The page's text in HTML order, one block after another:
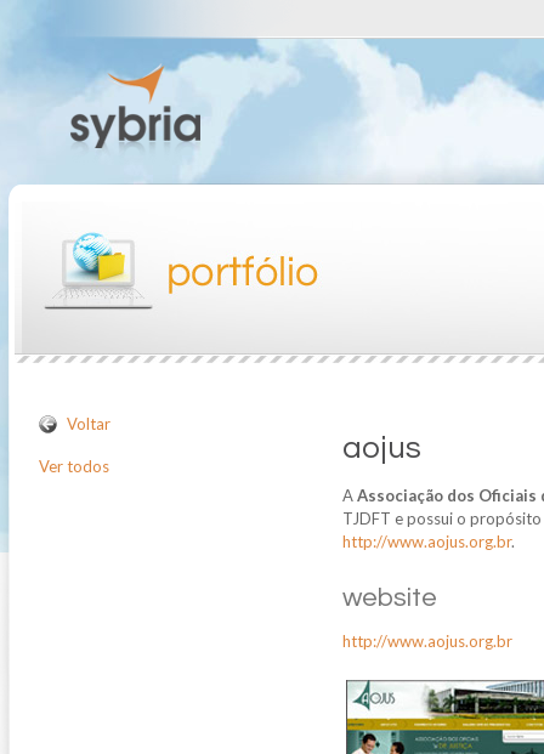
Voltar
Ver todos
aojus
AAssociação dos Oficiais
TJDFT e possui o
http://www.aojus.org.br.
website
http://www.aojus.org.br